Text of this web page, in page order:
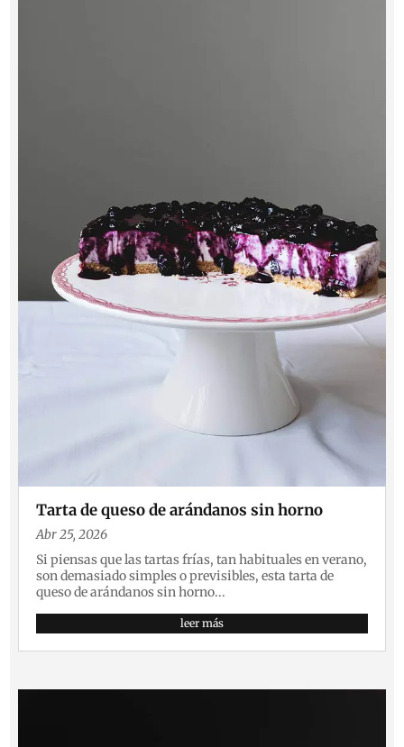
Tarta de queso de arándanos sin horno
Abr 25, 2026
Si piensas que las tartas frías, tan habituales en verano,
son demasiado simples o previsibles, esta tarta de
queso de arándanos sin horno...
leer más